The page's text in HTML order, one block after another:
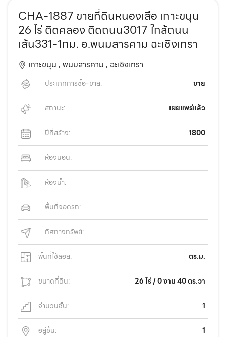
CHA-1887 ขายที่ดินหนองเสือ เกาะขนุน
26 ไร่ ติดคลอง ติดถนน3017 ใกล้ถนน
เส้น331-1กม. อ.พนมสารคาม ฉะเชิงเทรา
เกาะขนุน , พนมสารคาม , ฉะเชิงเทรา
ประเภทการซื้อ-ขาย: ขาย
สถานะ: เผยแพร่แล้ว
ปีที่สร้าง: 1800
ห้องนอน:
ห้องน้ำ:
พื้นที่จอดรถ:
ทิศทางทรัพย์:
พื้นที่ใช้สอย: ตร.ม.
ขนาดที่ดิน: 26 ไร่ / 0 งาน 40 ตร.วา
จำนวนชั้น: 1
อยู่ชั้น: 1